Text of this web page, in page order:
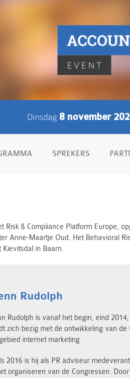
Dinsdag 8 november
SPREKERS
Risk & Compliance Platform Europe,
Anne-Maartje Oud. Het Behavioral
in Baarn.
Rudolph
Rudolph is vanaf het begin, eind
zich bezig met de ontwikkeling van
internet marketing
2016 is hij als PR adviseur
organiseren van de Congressen.